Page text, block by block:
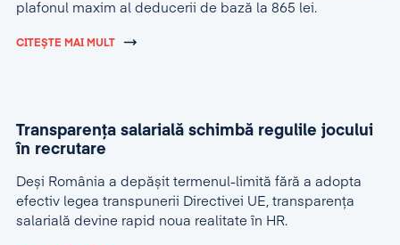
plafonul maxim al deducerii de bază la 865 lei.
CITEȘTE MAI MULT
Transparența salarială schimbă regulile jocului
în recrutare
Deși România a depășit termenul-limită fără a adopta
efectiv legea transpunerii Directivei UE, transparența
salarială devine rapid noua realitate în HR.